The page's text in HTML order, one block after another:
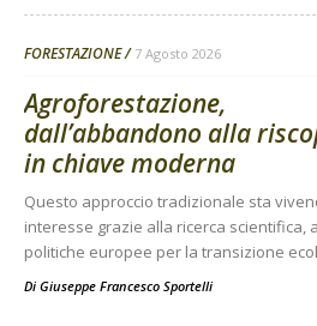
FORESTAZIONE 7 Agosto 2026
Agroforestazione,
dall’abbandono alla
in chiave moderna
Questo approccio tradizionale sta
interesse grazie alla ricerca scientifica,
politiche europee per la transizione
Di Giuseppe Francesco Sportelli